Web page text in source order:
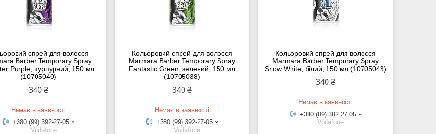
спрей для волосся
Barber Temporary Spray
Purple, пурпурний, 150 мл
(10705040)
340 ₴
Немає в наявності
+380 (99) 392-27-05
Vodafone
Кольоровий спрей для волосся
Marmara Barber Temporary Spray
Fantastic Green, зелений, 150 мл
(10705038)
340 ₴
Немає в наявності
+380 (99) 392-27-05
Vodafone
Кольоровий спрей для волосся
Marmara Barber Temporary Spray
Snow White, білий, 150 мл (10705043)
340 ₴
Немає в наявності
+380 (99) 392-27-05
Vodafone